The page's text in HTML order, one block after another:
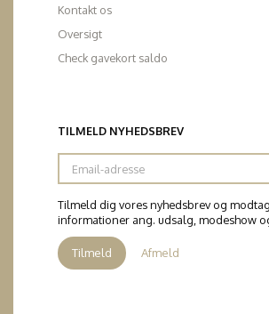
Kontakt os
Oversigt
Check gavekort saldo
TILMELD NYHEDSBREV
Email-
adresse
Tilmeld dig vores nyhedsbrev og modtag
informationer ang. udsalg, modeshow
Tilmeld Afmeld